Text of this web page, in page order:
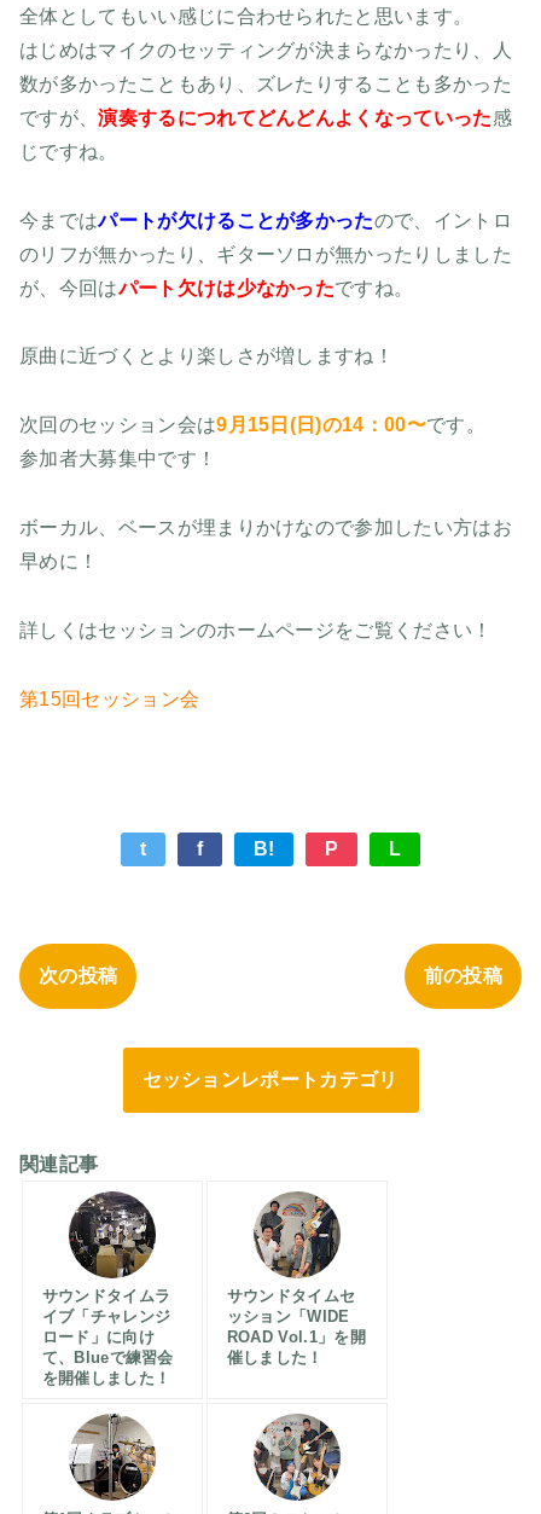
全体としてもいい感じに合わせられたと思います。
はじめはマイクのセッティングが決まらなかったり、人
数が多かったこともあり、ズレたりすることも多かった
ですが、演奏するにつれてどんどんよくなっていった感
じですね。
今まではパートが欠けることが多かったので、イントロ
のリフが無かったり、ギターソロが無かったりしました
が、今回はパート欠けは少なかったですね。
原曲に近づくとより楽しさが増しますね！
次回のセッション会は9月15日(日)の14：00〜です。
参加者大募集中です！
ボーカル、ベースが埋まりかけなので参加したい方はお
早めに！
詳しくはセッションのホームページをご覧ください！
第15回セッション会
t f B! P L
次の投稿 前の投稿
セッションレポートカテゴリ
関連記事
サウンドタイムラ
イブ「チャレンジ
ロード」に向け
て、Blueで練習会
を開催しました！
サウンドタイムセ
ッション「WIDE
ROAD Vol.1」を開
催しました！